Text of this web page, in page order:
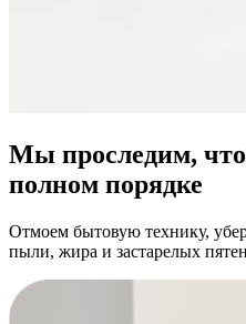
Мы проследим,
полном порядке
Отмоем бытовую технику,
пыли, жира и застарелых